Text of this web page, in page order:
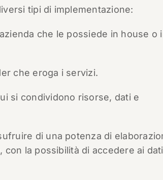
tipi di implementazione:
che le possiede in house o
che eroga i servizi.
si condividono risorse, dati e
di una potenza di
la possibilità di accedere ai